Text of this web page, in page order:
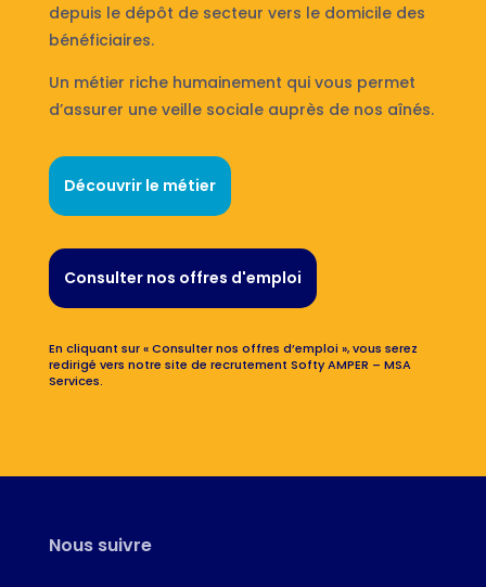
depuis le dépôt de secteur vers le domicile des
bénéficiaires.
Un métier riche humainement qui vous permet
d’assurer une veille sociale auprès de nos aînés.
Découvrir le métier
Consulter nos offres d'emploi
En cliquant sur « Consulter nos offres d’emploi », vous serez
redirigé vers notre site de recrutement Softy AMPER – MSA
Services.
Nous suivre